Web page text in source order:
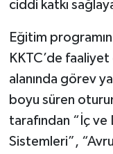
ciddi katkı
Eğitim
KKTC’de
alanında görev
boyu süren
tarafından “İç ve
Sistemleri”,